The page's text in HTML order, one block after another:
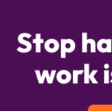
Stop
work